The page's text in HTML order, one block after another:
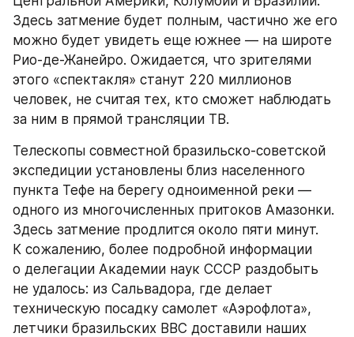
Здесь затмение будет полным, частично же его
можно будет увидеть еще южнее — на широте
Рио-де-Жанейро. Ожидается, что зрителями
этого «спектакля» станут 220 миллионов
человек, не считая тех, кто сможет наблюдать
за ним в прямой трансляции ТВ.
Телескопы совместной бразильско-советской
экспедиции установлены близ населенного
пункта Тефе на берегу одноименной реки —
одного из многочисленных притоков Амазонки.
Здесь затмение продлится около пяти минут.
К сожалению, более подробной информации
о делегации Академии наук СССР раздобыть
не удалось: из Сальвадора, где делает
техническую посадку самолет «Аэрофлота»,
летчики бразильских ВВС доставили наших